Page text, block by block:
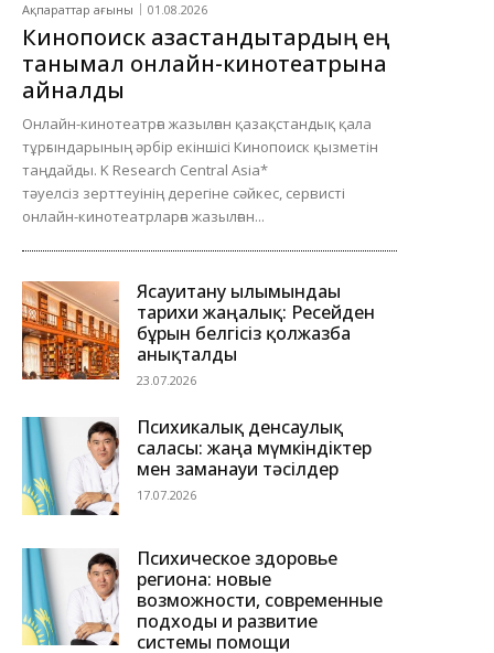
Ақпараттар ағыны 01.08.2026
Кинопоиск қазақстандықтардың ең
танымал онлайн-кинотеатрына
айналды
Онлайн-кинотеатрға жазылған қазақстандық қала
тұрғындарының әрбір екіншісі Кинопоиск қызметін
таңдайды. K Research Central Asia*
тәуелсіз зерттеуінің дерегіне сәйкес, сервисті
онлайн-кинотеатрларға жазылған...
Ясауитану ғылымындағы
тарихи жаңалық: Ресейден
бұрын белгісіз қолжазба
анықталды
23.07.2026
Психикалық денсаулық
саласы: жаңа мүмкіндіктер
мен заманауи тәсілдер
17.07.2026
Психическое здоровье
региона: новые
возможности, современные
подходы и развитие
системы помощи